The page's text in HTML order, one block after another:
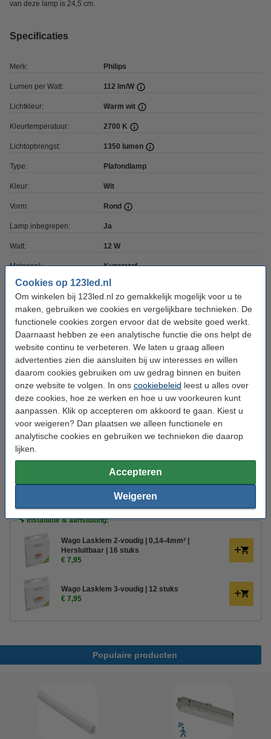
Cookies op 123led.nl
Om winkelen bij 123led.nl zo gemakkelijk mogelijk voor u te
maken, gebruiken we cookies en vergelijkbare technieken. De
functionele cookies zorgen ervoor dat de website goed werkt.
Daarnaast hebben ze een analytische functie die ons helpt de
website continu te verbeteren. We laten u graag alleen
advertenties zien die aansluiten bij uw interesses en willen
daarom cookies gebruiken om uw gedrag binnen en buiten
onze website te volgen. In ons cookiebeleid leest u alles over
deze cookies, hoe ze werken en hoe u uw voorkeuren kunt
aanpassen. Klik op accepteren om akkoord te gaan. Kiest u
voor weigeren? Dan plaatsen we alleen functionele en
analytische cookies en gebruiken we technieken die daarop
lijken.
Accepteren
Weigeren
van deze lamp is 24,5 cm.
Specificaties
Merk: Philips
Lumen per Watt: 112 lm/W
Lichtkleur: Warm wit
Kleurtemperatuur: 2700 K
Lichtopbrengst: 1350 lumen
Type: Plafondlamp
Kleur: Wit
Vorm: Rond
Lamp inbegrepen: Ja
Watt: 12 W
Materiaal: Kunststof
Dimbaar: Nee
Sensor type: Beweging
Voltage: 230 V
Afmetingen: 245 x 245 x 63 mm (lxbxh)
Beschermingsniveau: IP20
Branduren: 15.000 uur
Energielabel:
Oud voor nieuw: uw oude apparaat
🔧 Installatie & aansluiting:
Wago Lasklem 2-voudig | 0,14-4mm² |
Hersluitbaar | 16 stuks
€ 7,95
Wago Lasklem 3-voudig | 12 stuks
€ 7,95
Populaire producten